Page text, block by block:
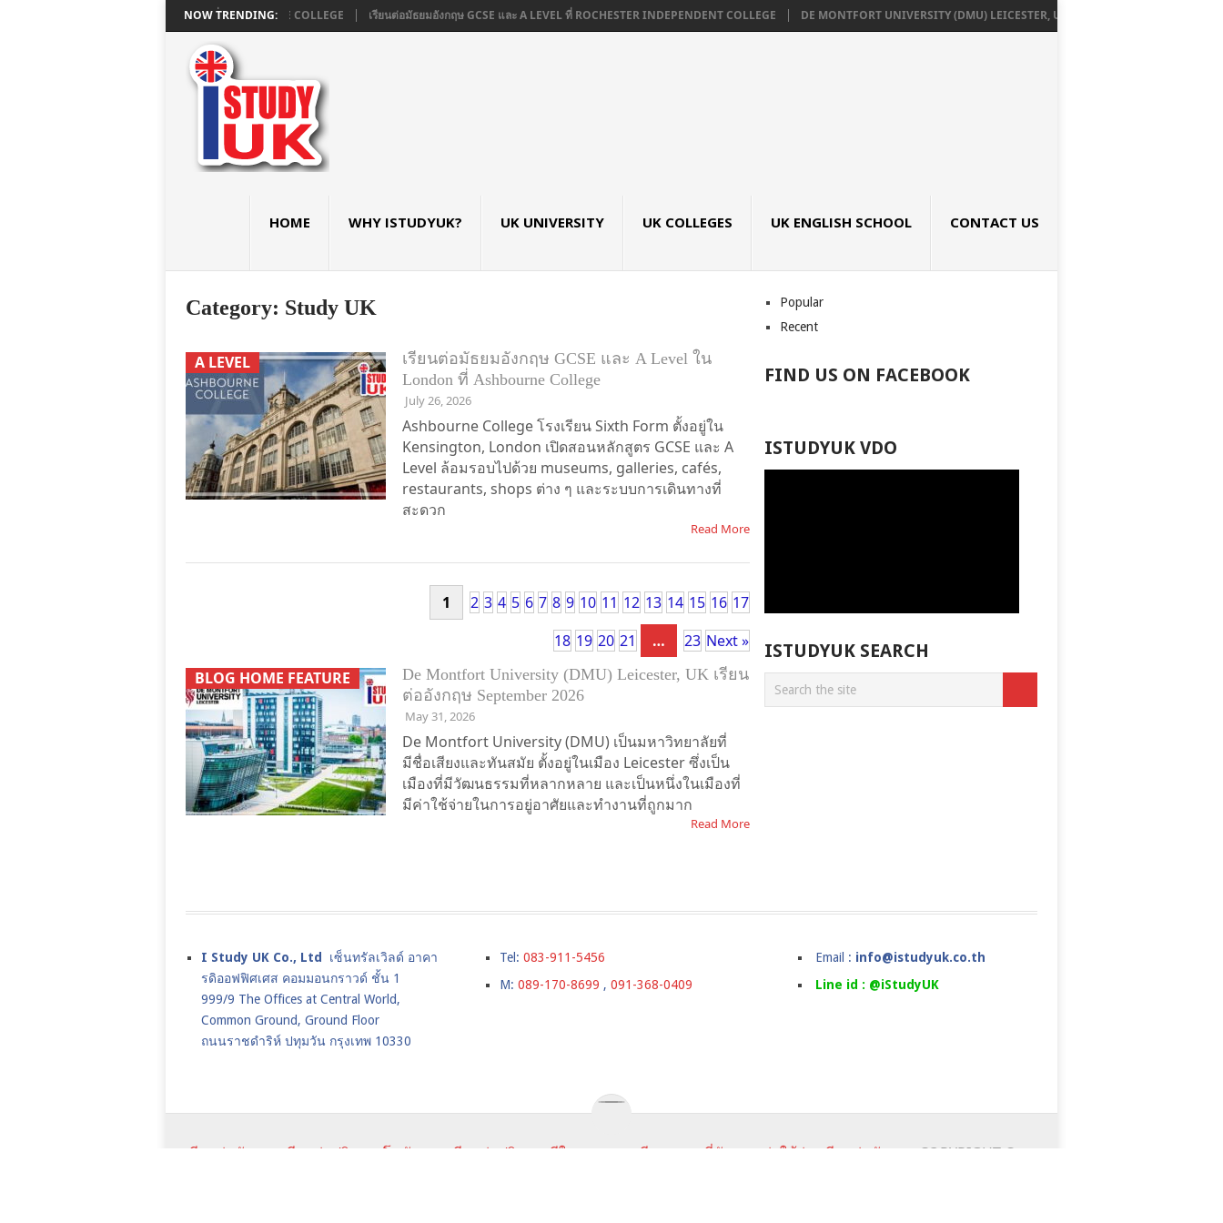
NOW TRENDING:
กฤษ GCSE และ A LEVEL ใน LONDON ที่ ASHBOURNE COLLEGE เรียนต่อมัธยมอังกฤษ GCSE และ A LEVEL ที่ ROCHESTER INDEPENDENT COLLEGE DE MONTFORT UNIVERSITY (DMU) LEICESTER, UK เรียนต่ออังกฤษ SEPTEMBER 2026
HOME WHY ISTUDYUK? UK UNIVERSITY UK COLLEGES UK ENGLISH SCHOOL CONTACT US
Category: Study UK
A LEVEL
เรียนต่อมัธยมอังกฤษ GCSE และ A Level ใน
London ที่ Ashbourne College
July 26, 2026
Ashbourne College โรงเรียน Sixth Form ตั้งอยู่ใน
Kensington, London เปิดสอนหลักสูตร GCSE และ A
Level ล้อมรอบไปด้วย museums, galleries, cafés,
restaurants, shops ต่าง ๆ และระบบการเดินทางที่
สะดวก
Read More
1 2 3 4 5 6 7 8 9 10 11 12 13 14 15 16 17
18 19 20 21 … 23 Next »
BLOG HOME FEATURE
De Montfort University (DMU) Leicester, UK เรียน
ต่ออังกฤษ September 2026
May 31, 2026
De Montfort University (DMU) เป็นมหาวิทยาลัยที่
มีชื่อเสียงและทันสมัย ตั้งอยู่ในเมือง Leicester ซึ่งเป็น
เมืองที่มีวัฒนธรรมที่หลากหลาย และเป็นหนึ่งในเมืองที่
มีค่าใช้จ่ายในการอยู่อาศัยและทำงานที่ถูกมาก
Read More
Popular
Recent
FIND US ON FACEBOOK
ISTUDYUK VDO
ISTUDYUK SEARCH
I Study UK Co., Ltd เซ็นทรัลเวิลด์ อาคา
รดิออฟฟิศเศส คอมมอนกราวด์ ชั้น 1
999/9 The Offices at Central World,
Common Ground, Ground Floor
ถนนราชดำริห์ ปทุมวัน กรุงเทพ 10330
Tel: 083-911-5456
M: 089-170-8699 , 091-368-0409
Email : info@istudyuk.co.th
Line id : @iStudyUK
เรียนต่ออังกฤษ,เรียนต่อปริญญาโทอังกฤษ,เรียนต่อปริญญตรีในลอนดอน,เรียนภาษาที่อังกฤษ,ค่าใช้จ่ายเรียนต่ออังกฤษ
COPYRIGHT ©